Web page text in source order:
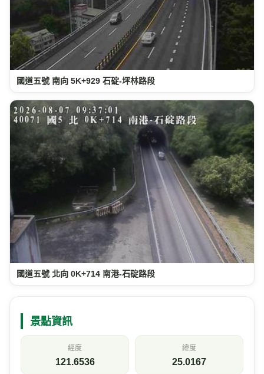
國道五號 南向 5K+929 石碇-坪林路段
國道五號 北向 0K+714 南港-石碇路段
景點資訊
經度
121.6536
緯度
25.0167